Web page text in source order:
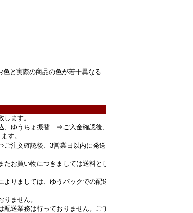
と実際の商品の色が若干異なる
ます。
、ゆうちょ振替 ⇒ご入金確認後、
す。
注文確認後、3営業日以内に発送
お買い物につきましては送料とし
りましては、ゆうパックでの配送
ません。
送業務は行っておりません。ご了